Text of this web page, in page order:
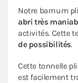
Notre barnum
abri très
activités. Cette
de possibilités.
Cette tonnelle
est facilement